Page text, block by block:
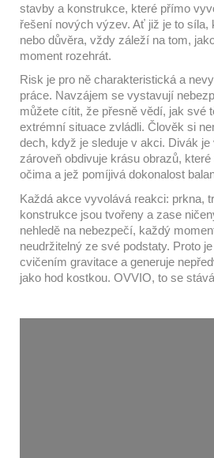
stavby a konstrukce, které přímo
řešení nových výzev. Ať již je to síla,
nebo důvěra, vždy záleží na tom,
moment rozehrát.
Risk je pro ně charakteristická a
práce. Navzájem se vystavují
můžete cítit, že přesně vědí, jak své
extrémní situace zvládli. Člověk si
dech, když je sleduje v akci. Divák je
zároveň obdivuje krásu obrazů,
očima a jež pomíjivá dokonalost
Každá akce vyvolává reakci: prkna,
konstrukce jsou tvořeny a zase
nehledě na nebezpečí, každý
neudržitelný ze své podstaty. Proto
cvičením gravitace a generuje
jako hod kostkou. OVVIO, to se